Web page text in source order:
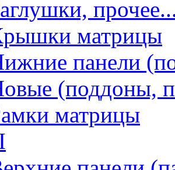
матрицы
панели
(поддоны,
матрицы